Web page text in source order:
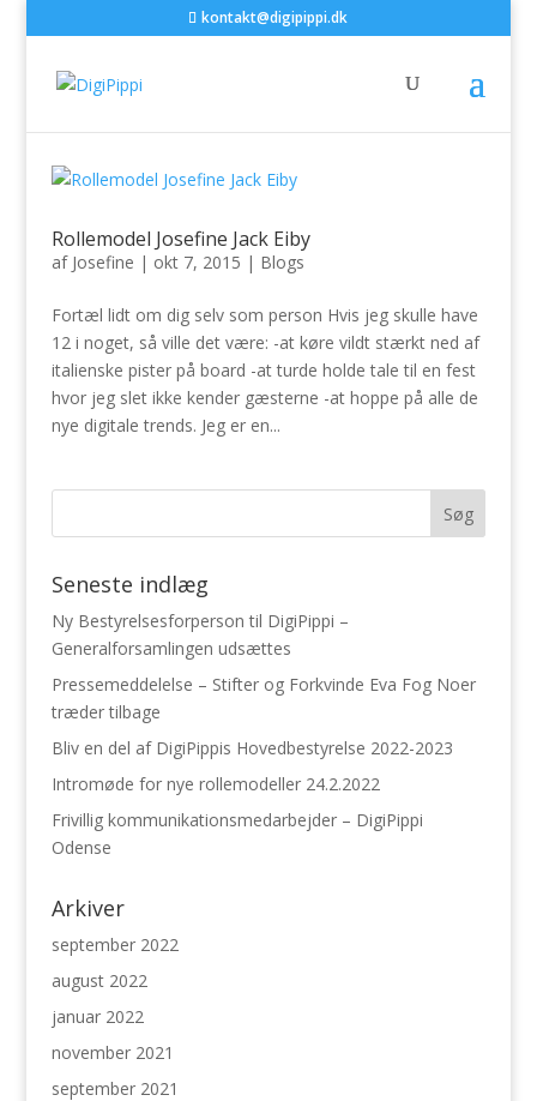
kontakt@digipippi.dk
Rollemodel Josefine Jack Eiby
af Josefine | okt 7, 2015 | Blogs
Fortæl lidt om dig selv som person Hvis jeg skulle have
12 i noget, så ville det være: -at køre vildt stærkt ned af
italienske pister på board -at turde holde tale til en fest
hvor jeg slet ikke kender gæsterne -at hoppe på alle de
nye digitale trends. Jeg er en...
Seneste indlæg
Ny Bestyrelsesforperson til DigiPippi –
Generalforsamlingen udsættes
Pressemeddelelse – Stifter og Forkvinde Eva Fog Noer
træder tilbage
Bliv en del af DigiPippis Hovedbestyrelse 2022-2023
Intromøde for nye rollemodeller 24.2.2022
Frivillig kommunikationsmedarbejder – DigiPippi
Odense
Arkiver
september 2022
august 2022
januar 2022
november 2021
september 2021